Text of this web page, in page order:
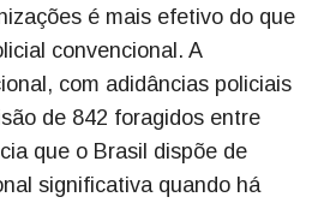
é mais efetivo do que
convencional. A
com adidâncias policiais
de 842 foragidos entre
que o Brasil dispõe de
significativa quando há